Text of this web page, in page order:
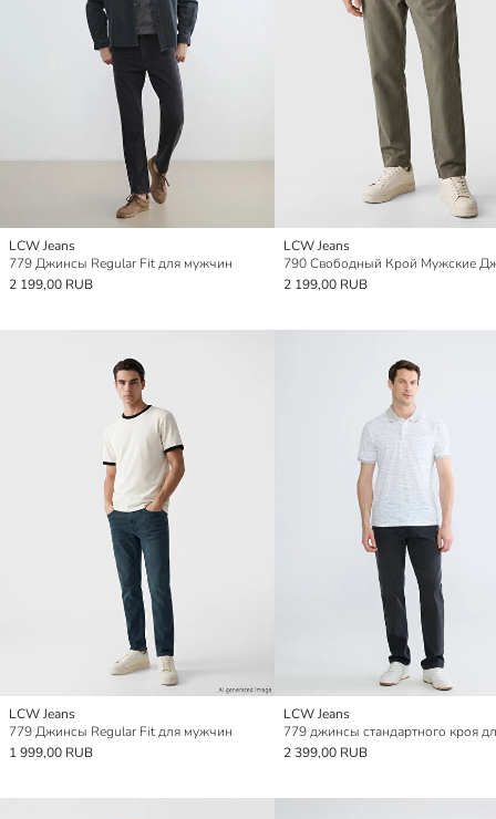
LCW Jeans
779 Джинсы Regular Fit для мужчин
2 199,00 RUB
LCW Jeans
790 Свободный Крой Мужские
2 199,00 RUB
LCW Jeans
779 Джинсы Regular Fit для мужчин
1 999,00 RUB
LCW Jeans
2 399,00 RUB